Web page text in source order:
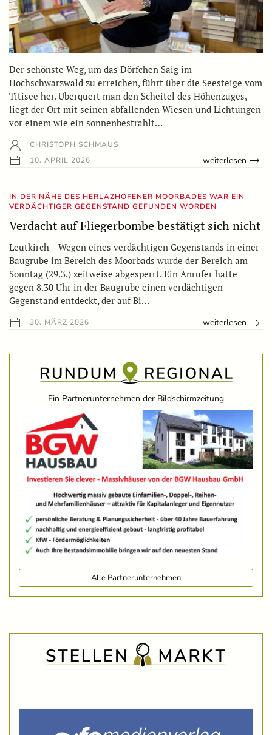
Der schönste Weg, um das Dörfchen Saig im
Hochschwarzwald zu erreichen, führt über die Seesteige vom
Titisee her. Überquert man den Scheitel des Höhenzuges,
liegt der Ort mit seinen abfallenden Wiesen und Lichtungen
vor einem wie ein sonnenbestrahlt…
CHRISTOPH SCHMAUS
10. APRIL 2026
weiterlesen
IN DER NÄHE DES HERLAZHOFENER MOORBADES WAR EIN
VERDÄCHTIGER GEGENSTAND GEFUNDEN WORDEN
Verdacht auf Fliegerbombe bestätigt sich nicht
Leutkirch – Wegen eines verdächtigen Gegenstands in einer
Baugrube im Bereich des Moorbads wurde der Bereich am
Sonntag (29.3.) zeitweise abgesperrt. Ein Anrufer hatte
gegen 8.30 Uhr in der Baugrube einen verdächtigen
Gegenstand entdeckt, der auf Bi…
30. MÄRZ 2026 weiterlesen
Ein Partnerunternehmen der Bildschirmzeitung
Alle Partnerunternehmen